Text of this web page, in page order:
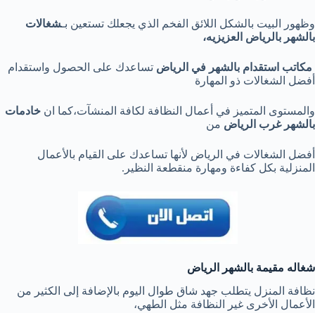
وظهور البيت بالشكل اللائق الفخم الذي يجعلك تستعين بـشغالات
بالشهر بالرياض العزيزيه،
مكاتب استقدام بالشهر في الرياض تساعدك على الحصول واستقدام
أفضل الشغالات ذو المهارة
والمستوى المتميز في أعمال النظافة لكافة المنشآت،كما ان خادمات
بالشهر غرب الرياض من
أفضل الشغالات في الرياض لأنها تساعدك على القيام بالأعمال
المنزلية بكل كفاءة ومهارة منقطعة النظير.
شغاله مقيمة بالشهر الرياض
نظافة المنزل يتطلب جهد شاق طوال اليوم بالإضافة إلى الكثير من
الأعمال الأخرى غير النظافة مثل الطهي،